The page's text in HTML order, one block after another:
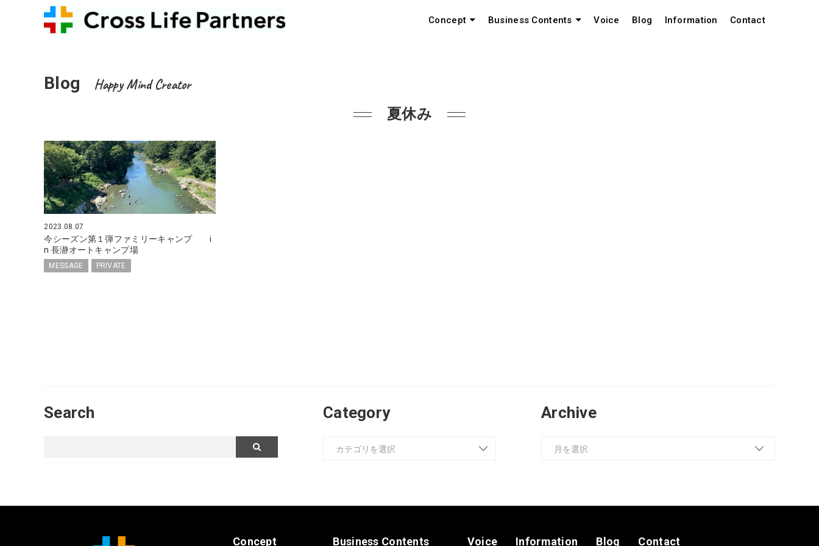
Concept Business Contents Voice Blog Information Contact
Blog Happy Mind Creator
夏休み
2023.08.07
今シーズン第１弾ファミリーキャンプ i
n 長瀞オートキャンプ場
MESSAGE PRIVATE
Search Category Archive
Concept Business Contents Voice Information Blog Contact